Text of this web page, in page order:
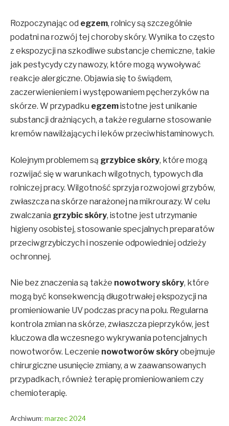
Rozpoczynając od egzem, rolnicy są szczególnie
podatni na rozwój tej choroby skóry. Wynika to często
z ekspozycji na szkodliwe substancje chemiczne, takie
jak pestycydy czy nawozy, które mogą wywoływać
reakcje alergiczne. Objawia się to świądem,
zaczerwienieniem i występowaniem pęcherzyków na
skórze. W przypadku egzemistotne jest unikanie
substancji drażniących, a także regularne stosowanie
kremów nawilżających i leków przeciwhistaminowych.
Kolejnym problemem są grzybice skóry, które mogą
rozwijać się w warunkach wilgotnych, typowych dla
rolniczej pracy. Wilgotność sprzyja rozwojowi grzybów,
zwłaszcza na skórze narażonej na mikrourazy. W celu
zwalczania grzybic skóry, istotne jest utrzymanie
higieny osobistej, stosowanie specjalnych preparatów
przeciwgrzybiczych i noszenie odpowiedniej odzieży
ochronnej.
Nie bez znaczenia są także nowotwory skóry, które
mogą być konsekwencją długotrwałej ekspozycji na
promieniowanie UV podczas pracy na polu. Regularna
kontrola zmian na skórze, zwłaszcza pieprzyków, jest
kluczowa dla wczesnego wykrywania potencjalnych
nowotworów. Leczenie nowotworów skóryobejmuje
chirurgiczne usunięcie zmiany, a w zaawansowanych
przypadkach, również terapię promieniowaniem czy
chemioterapię.
Archiwum: marzec 2024